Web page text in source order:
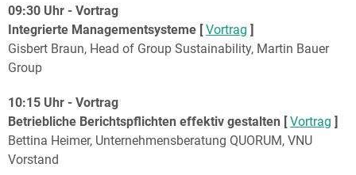
09:30 Uhr - Vortrag
Integrierte Managementsysteme [ Vortrag ]
Gisbert Braun, Head of Group Sustainability, Martin Bauer
Group
10:15 Uhr - Vortrag
Betriebliche Berichtspflichten effektiv gestalten [ Vortrag ]
Bettina Heimer, Unternehmensberatung QUORUM, VNU
Vorstand